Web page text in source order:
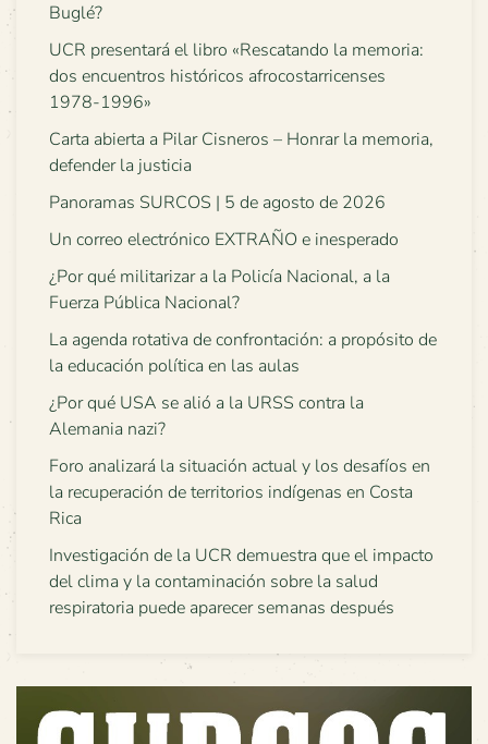
Buglé?
UCR presentará el libro «Rescatando la memoria:
dos encuentros históricos afrocostarricenses
1978-1996»
Carta abierta a Pilar Cisneros – Honrar la memoria,
defender la justicia
Panoramas SURCOS | 5 de agosto de 2026
Un correo electrónico EXTRAÑO e inesperado
¿Por qué militarizar a la Policía Nacional, a la
Fuerza Pública Nacional?
La agenda rotativa de confrontación: a propósito de
la educación política en las aulas
¿Por qué USA se alió a la URSS contra la
Alemania nazi?
Foro analizará la situación actual y los desafíos en
la recuperación de territorios indígenas en Costa
Rica
Investigación de la UCR demuestra que el impacto
del clima y la contaminación sobre la salud
respiratoria puede aparecer semanas después